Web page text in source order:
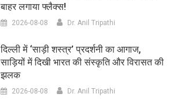
बाहर लगाया फ्लैक्स!
2026-08-08 Dr. Anil Tripathi
दिल्ली में ‘साड़ी शस्त्र’ प्रदर्शनी का आगाज,
साड़ियों में दिखी भारत की संस्कृति और विरासत की
झलक
2026-08-08 Dr. Anil Tripathi